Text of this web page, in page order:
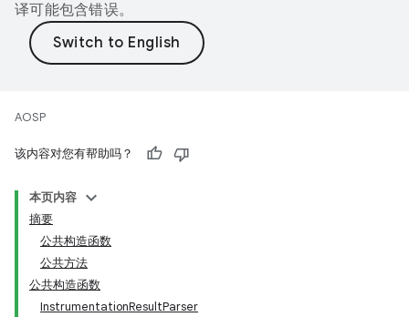
译可能包含错误。
AOSP
该内容对您有帮助吗？
本页内容
摘要
公共构造函数
公共方法
公共构造函数
InstrumentationResultParser